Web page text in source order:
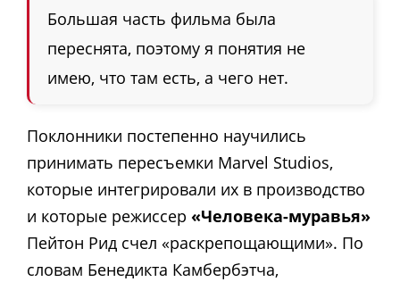
Большая часть фильма была
переснята, поэтому я понятия не
имею, что там есть, а чего нет.
Поклонники постепенно научились
принимать пересъемки Marvel Studios,
которые интегрировали их в производство
и которые режиссер «Человека-муравья»
Пейтон Рид счел «раскрепощающими». По
словам Бенедикта Камбербэтча,